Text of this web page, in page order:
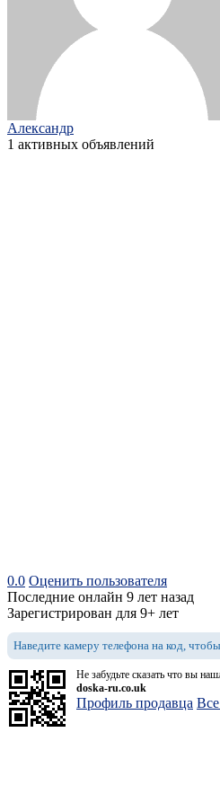
Александр
1 активных объявлений
0.0 Оценить пользователя
Последние онлайн 9 лет назад
Зарегистрирован для 9+ лет
Наведите камеру телефона на код,
Не забудьте сказать что вы
doska-ru.co.uk
Профиль продавца